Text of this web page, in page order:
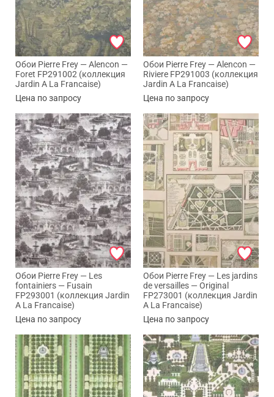
Обои Pierre Frey — Alencon —
Foret FP291002 (коллекция
Jardin A La Francaise)
Цена по запросу
Обои Pierre Frey — Alencon —
Riviere FP291003 (коллекция
Jardin A La Francaise)
Цена по запросу
Обои Pierre Frey — Les
fontainiers — Fusain
FP293001 (коллекция Jardin
A La Francaise)
Цена по запросу
Обои Pierre Frey — Les jardins
de versailles — Original
FP273001 (коллекция Jardin
A La Francaise)
Цена по запросу